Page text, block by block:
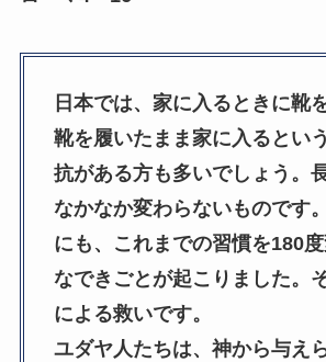
日本では、家に入るときに靴
靴を履いたまま家に入るとい
抗がある方も多いでしょう。
なかなか変わらないものです
にも、これまでの習慣を180
なできごとが起こりました。
による救いです。
ユダヤ人たちは、神から与え